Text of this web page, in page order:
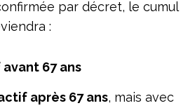
par décret, le cumul
:
67 ans
après 67 ans, mais avec